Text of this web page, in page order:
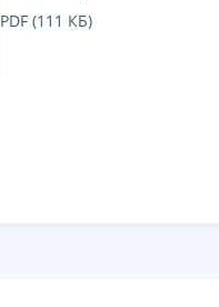
PDF (111 КБ)